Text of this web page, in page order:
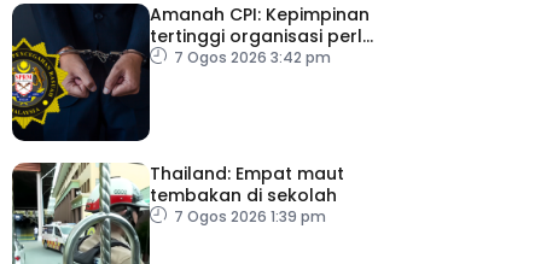
Amanah CPI: Kepimpinan
tertinggi organisasi perlu
pacu reformasi radikal
7 Ogos 2026 3:42 pm
Thailand: Empat maut
tembakan di sekolah
7 Ogos 2026 1:39 pm